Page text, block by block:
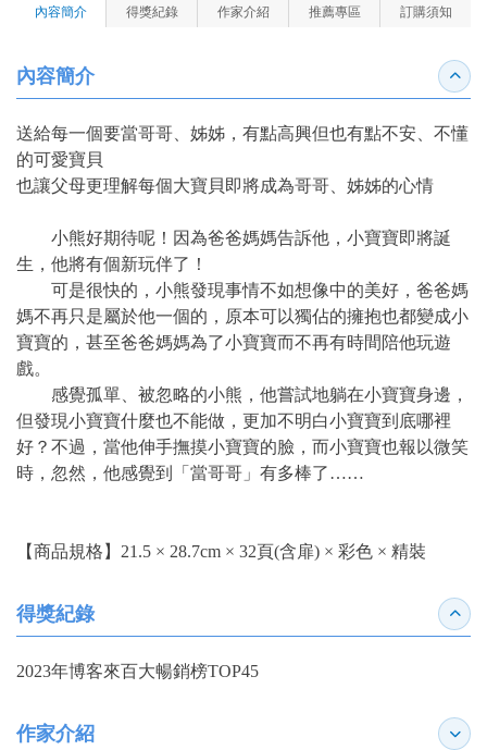
內容簡介 得獎紀錄 作家介紹 推薦專區 訂購須知
內容簡介 收合
送給每一個要當哥哥、姊姊，有點高興但也有點不安、不懂
的可愛寶貝
也讓父母更理解每個大寶貝即將成為哥哥、姊姊的心情
小熊好期待呢！因為爸爸媽媽告訴他，小寶寶即將誕
生，他將有個新玩伴了！
可是很快的，小熊發現事情不如想像中的美好，爸爸媽
媽不再只是屬於他一個的，原本可以獨佔的擁抱也都變成小
寶寶的，甚至爸爸媽媽為了小寶寶而不再有時間陪他玩遊
戲。
感覺孤單、被忽略的小熊，他嘗試地躺在小寶寶身邊，
但發現小寶寶什麼也不能做，更加不明白小寶寶到底哪裡
好？不過，當他伸手撫摸小寶寶的臉，而小寶寶也報以微笑
時，忽然，他感覺到「當哥哥」有多棒了……
【商品規格】21.5 × 28.7cm × 32頁(含扉) × 彩色 × 精裝
得獎紀錄 收合
2023年博客來百大暢銷榜TOP45
作家介紹 展開